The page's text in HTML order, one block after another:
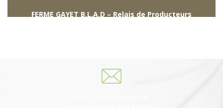
FERME GAYET B.L.A.D – Relais de Producteurs